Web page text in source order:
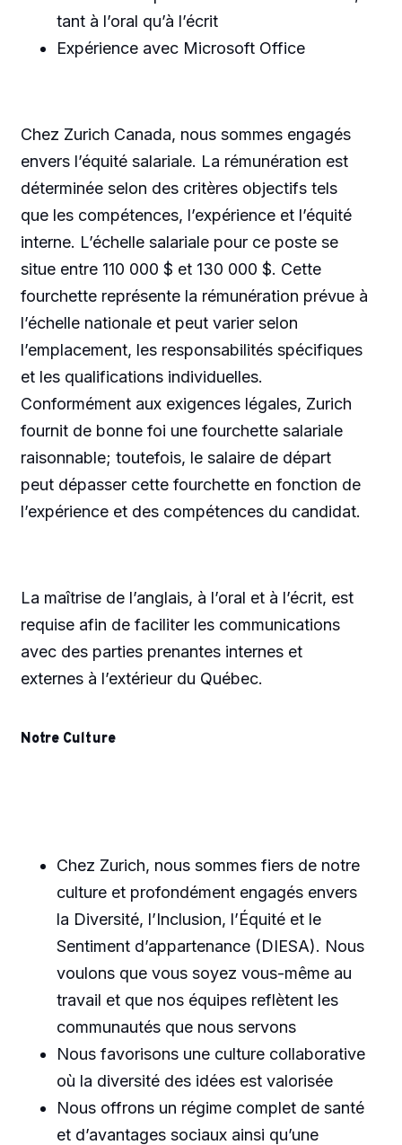
tant à l’oral qu’à l’écrit
Expérience avec Microsoft Office
Chez Zurich Canada, nous sommes engagés
envers l’équité salariale. La rémunération est
déterminée selon des critères objectifs tels
que les compétences, l’expérience et l’équité
interne. L’échelle salariale pour ce poste se
situe entre 110 000 $ et 130 000 $. Cette
fourchette représente la rémunération prévue à
l’échelle nationale et peut varier selon
l’emplacement, les responsabilités spécifiques
et les qualifications individuelles.
Conformément aux exigences légales, Zurich
fournit de bonne foi une fourchette salariale
raisonnable; toutefois, le salaire de départ
peut dépasser cette fourchette en fonction de
l’expérience et des compétences du candidat.
La maîtrise de l’anglais, à l’oral et à l’écrit, est
requise afin de faciliter les communications
avec des parties prenantes internes et
externes à l’extérieur du Québec.
Notre Culture
Chez Zurich, nous sommes fiers de notre
culture et profondément engagés envers
la Diversité, l’Inclusion, l’Équité et le
Sentiment d’appartenance (DIESA). Nous
voulons que vous soyez vous-même au
travail et que nos équipes reflètent les
communautés que nous servons
Nous favorisons une culture collaborative
où la diversité des idées est valorisée
Nous offrons un régime complet de santé
et d’avantages sociaux ainsi qu’une